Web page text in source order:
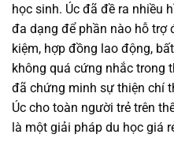
học sinh. Úc đã đề ra nhiều
đa dạng để phần nào hỗ trợ
kiệm, hợp đồng lao động,
không quá cứng nhắc trong
đã chứng minh sự thiện chí
Úc cho toàn người trẻ trên
là một giải pháp du học giá